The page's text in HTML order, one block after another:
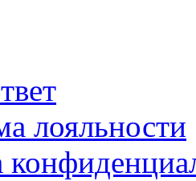
лояльности